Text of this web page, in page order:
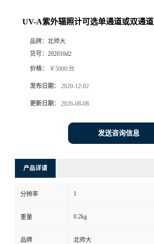
厅
系
UV-A紫外辐照计可选单通道或双通道
品牌： 北师大
货号： 202010d2
价格： ￥5000/台
发布日期： 2020-12-02
更新日期： 2026-08-08
发送咨询信息
产品详请
分辨率 1
重量 0.2kg
品牌 北师大